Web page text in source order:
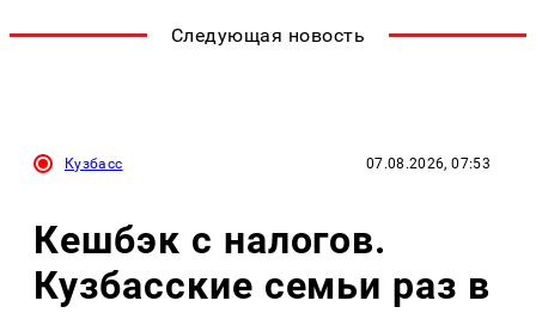
Следующая новость
Кузбасс 07.08.2026, 07:53
Кешбэк с налогов.
Кузбасские семьи раз в